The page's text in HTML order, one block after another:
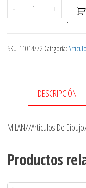
-
Marcadores
Escolar
X12
+
SKU: 11014772 Categoría:
DESCRIPCIÓN
MILAN//Articulos De
Productos